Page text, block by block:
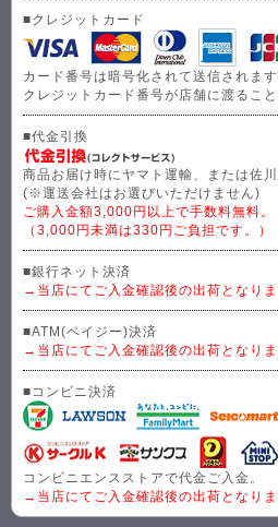
■クレジットカード
カード番号は暗号化されて送信されます
クレジットカード番号が店舗に渡ること
■代金引換
商品お届け時にヤマト運輸、または佐
(※運送会社はお選びいただけません)
ご購入金額3,000円以上で手数料無料。
（3,000円未満は330円ご負担です。）
■銀行ネット決済
→当店にてご入金確認後の出荷となりま
■ATM(ペイジー)決済
→当店にてご入金確認後の出荷となりま
■コンビニ決済
コンビニエンスストアで代金ご入金。
→当店にてご入金確認後の出荷となりま